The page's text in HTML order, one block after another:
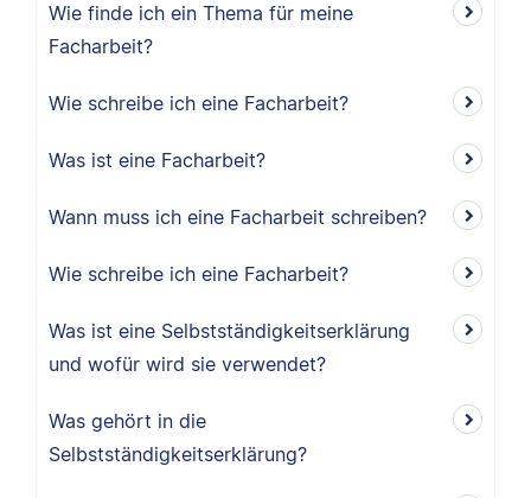
Wie finde ich ein Thema für meine
Facharbeit?
Wie schreibe ich eine Facharbeit?
Was ist eine Facharbeit?
Wann muss ich eine Facharbeit schreiben?
Wie schreibe ich eine Facharbeit?
Was ist eine Selbstständigkeitserklärung
und wofür wird sie verwendet?
Was gehört in die
Selbstständigkeitserklärung?